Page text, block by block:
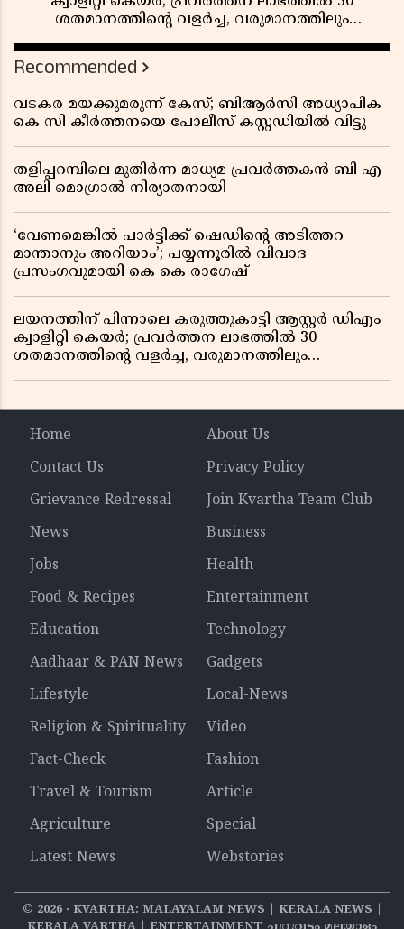
ശതമാനത്തിൻ്റെ വളർച്ച, വരുമാനത്തിലും
റിപ്പോർട്ട് പുറത്ത്
Recommended
വടകര മയക്കുമരുന്ന് കേസ്; ബിആർസി അധ്യാപിക
കെ സി കീർത്തനയെ പോലീസ് കസ്റ്റഡിയിൽ വിട്ടു
തളിപ്പറമ്പിലെ മുതിർന്ന മാധ്യമ പ്രവർത്തകൻ ബി എ
അലി മൊഗ്രാൽ നിര്യാതനായി
‘വേണമെങ്കിൽ പാർട്ടിക്ക് ഷെഡിൻ്റെ അടിത്തറ
മാന്താനും അറിയാം’; പയ്യന്നൂരിൽ വിവാദ
പ്രസംഗവുമായി കെ കെ രാഗേഷ്
ലയനത്തിന് പിന്നാലെ കരുത്തുകാട്ടി ആസ്റ്റർ ഡിഎം
ക്വാളിറ്റി കെയർ; പ്രവർത്തന ലാഭത്തിൽ 30
ശതമാനത്തിൻ്റെ വളർച്ച, വരുമാനത്തിലും
Home
About Us
Contact Us
Privacy Policy
Grievance Redressal
Join Kvartha Team Club
News
Business
Jobs
Health
Food & Recipes
Entertainment
Education
Technology
Aadhaar & PAN News
Gadgets
Lifestyle
Local-News
Religion & Spirituality
Video
Fact-Check
Fashion
Travel & Tourism
Article
Agriculture
Special
Latest News
Webstories
© 2026‧ KVARTHA: MALAYALAM NEWS | KERALA NEWS |